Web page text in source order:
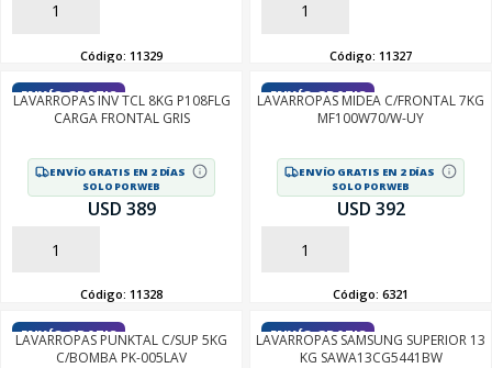
AÑADIR
Código: 11329
AÑADIR
Código: 11327
ENVÍO GRATIS
LAVARROPAS INV TCL 8KG P108FLG
CARGA FRONTAL GRIS
ENVÍO GRATIS EN 2 DÍAS
SOLO POR WEB
USD 389
AÑADIR
Código: 11328
ENVÍO GRATIS
LAVARROPAS MIDEA C/FRONTAL 7KG
MF100W70/W-UY
ENVÍO GRATIS EN 2 DÍAS
SOLO POR WEB
USD 392
AÑADIR
Código: 6321
ENVÍO GRATIS
LAVARROPAS PUNKTAL C/SUP 5KG
C/BOMBA PK-005LAV
ENVÍO GRATIS
LAVARROPAS SAMSUNG SUPERIOR 13
KG SAWA13CG5441BW